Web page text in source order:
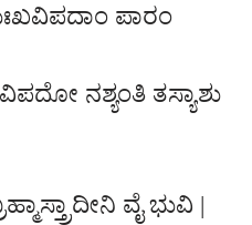
ಪಾರಂ
ವಿಪದೋ ನಶ್ಯಂತಿ ತಸ್ಯಾಶು
ವೈ ಭುವಿ |